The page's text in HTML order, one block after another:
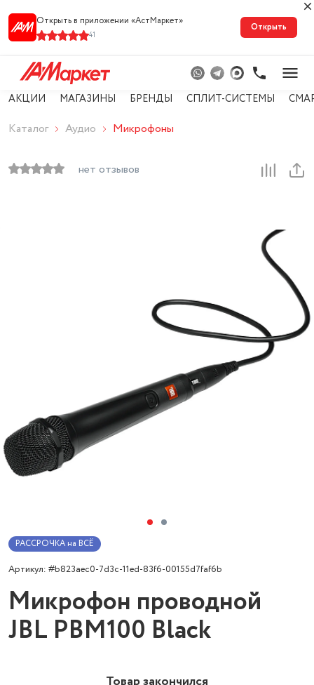
Открыть в приложении «АстМарке‪т‬»
41
Открыть
АКЦИИ МАГАЗИНЫ БРЕНДЫ СПЛИТ-СИСТЕМЫ
Каталог Аудио Микрофоны
нет отзывов
РАССРОЧКА на ВСЁ
Артикул: #b823aec0-7d3c-11ed-83f6-00155d7faf6b
Микрофон проводной
JBL PBM100 Black